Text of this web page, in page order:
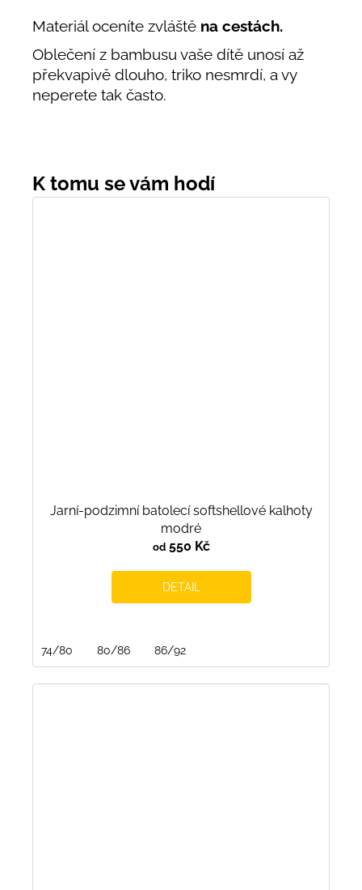
Materiál oceníte zvláště na cestách.
Oblečení z bambusu vaše dítě unosí až
překvapivě dlouho, triko nesmrdí, a vy
neperete tak často.
Jarní-podzimní batolecí softshellové kalhoty
modré
od550 Kč
DETAIL
74/80 80/86 86/92